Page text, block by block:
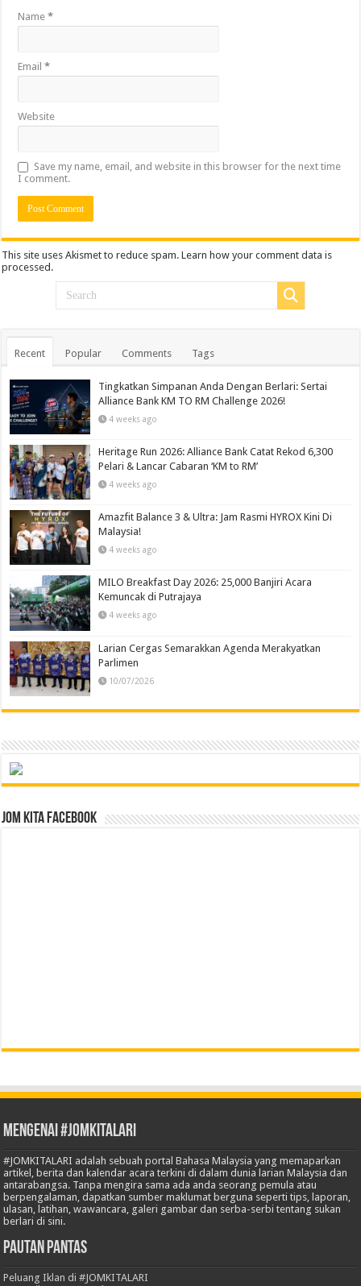
Name*
Email*
Website
Save my name, email, and website in this browser for the next time
I comment.
This site uses Akismet to reduce spam.Learn how your comment data is
processed.
Recent Popular Comments Tags
Tingkatkan Simpanan Anda Dengan Berlari: Sertai
Alliance Bank KM TO RM Challenge 2026!
4 weeks ago
Heritage Run 2026: Alliance Bank Catat Rekod 6,300
Pelari & Lancar Cabaran ‘KM to RM’
4 weeks ago
Amazfit Balance 3 & Ultra: Jam Rasmi HYROX Kini Di
Malaysia!
4 weeks ago
MILO Breakfast Day 2026: 25,000 Banjiri Acara
Kemuncak di Putrajaya
4 weeks ago
Larian Cergas Semarakkan Agenda Merakyatkan
Parlimen
10/07/2026
Jom Kita Facebook
Mengenai #JOMKITALARI
#JOMKITALARI adalah sebuah portal Bahasa Malaysia yang memaparkan
artikel, berita dan kalendar acara terkini di dalam dunia larian Malaysia dan
antarabangsa. Tanpa mengira sama ada anda seorang pemula atau
berpengalaman, dapatkan sumber maklumat berguna seperti tips, laporan,
ulasan, latihan, wawancara, galeri gambar dan serba-serbi tentang sukan
berlari di sini.
Pautan Pantas
Peluang Iklan di #JOMKITALARI